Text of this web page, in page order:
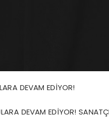
DEVAM EDİYOR!
DEVAM EDİYOR!